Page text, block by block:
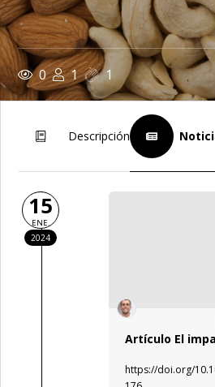
0 1 1
Descripción
2024
15
ENE.
https://doi.org/